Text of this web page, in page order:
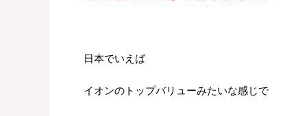
日本でいえば
イオンのトップバリューみたいな感じで